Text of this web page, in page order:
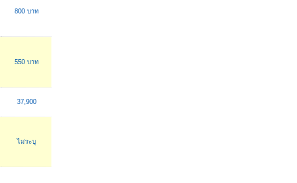
800 บาท
550 บาท
37,900
ไม่ระบุ